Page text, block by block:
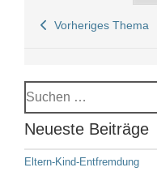
Vorheriges Thema
Suchen
nach:
Neueste Beiträge
Eltern-Kind-Entfremdung